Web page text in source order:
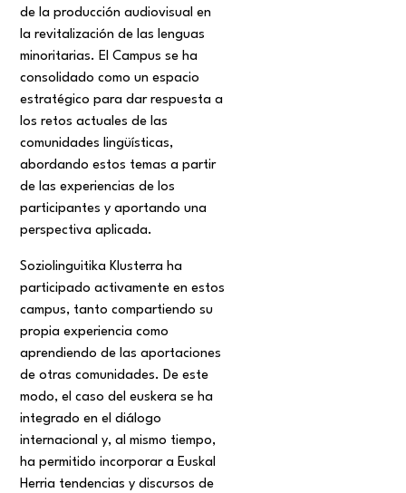
de la producción audiovisual en
la revitalización de las lenguas
minoritarias. El Campus se ha
consolidado como un espacio
estratégico para dar respuesta a
los retos actuales de las
comunidades lingüísticas,
abordando estos temas a partir
de las experiencias de los
participantes y aportando una
perspectiva aplicada.
Soziolinguitika Klusterra ha
participado activamente en estos
campus, tanto compartiendo su
propia experiencia como
aprendiendo de las aportaciones
de otras comunidades. De este
modo, el caso del euskera se ha
integrado en el diálogo
internacional y, al mismo tiempo,
ha permitido incorporar a Euskal
Herria tendencias y discursos de